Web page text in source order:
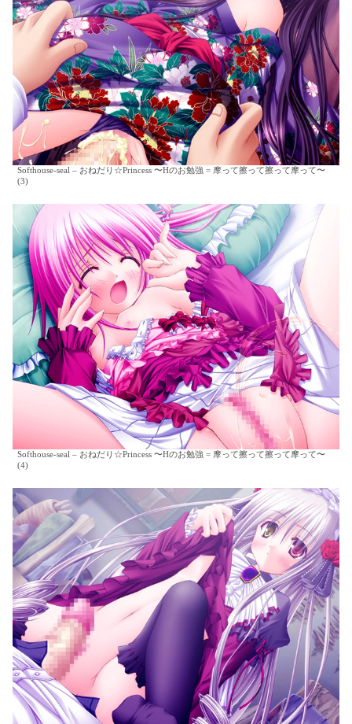
Softhouse-seal – おねだり☆Princess 〜Hのお勉強 = 摩って擦って擦って摩って〜
(3)
Softhouse-seal – おねだり☆Princess 〜Hのお勉強 = 摩って擦って擦って摩って〜
(4)